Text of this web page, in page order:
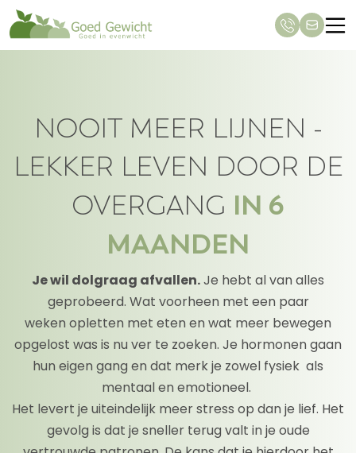
NOOIT MEER LIJNEN -
LEKKER LEVEN DOOR DE
OVERGANG IN 6
MAANDEN
Je wil dolgraag afvallen.Je hebt al van alles
geprobeerd. Wat voorheen met een paar
weken opletten met eten en wat meer bewegen
opgelost was is nu ver te zoeken. Je hormonen gaan
hun eigen gang en dat merk je zowel fysiek als
mentaal en emotioneel.
Het levert je uiteindelijk meer stress op dan je lief. Het
gevolg is dat je sneller terug valt in je oude